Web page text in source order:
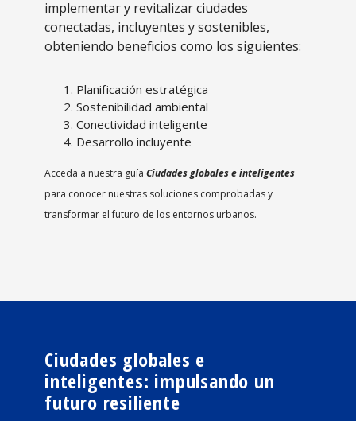
implementar y revitalizar ciudades
conectadas, incluyentes y sostenibles,
obteniendo beneficios como los siguientes:
Planificación estratégica
Sostenibilidad ambiental
Conectividad inteligente
Desarrollo incluyente
Acceda a nuestra guía Ciudades globales e inteligentes
para conocer nuestras soluciones comprobadas y
transformar el futuro de los entornos urbanos.
Ciudades globales e
inteligentes: impulsando un
futuro resiliente